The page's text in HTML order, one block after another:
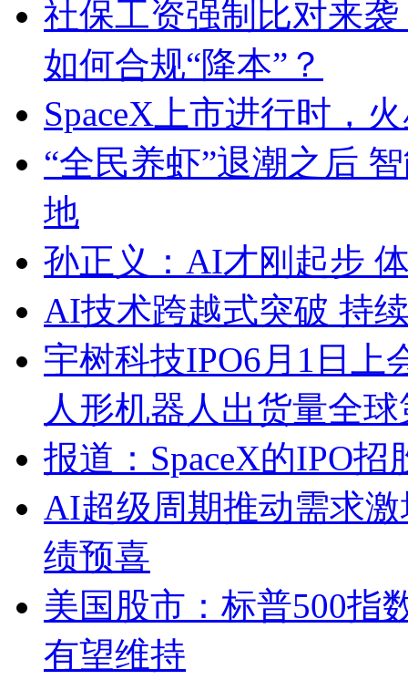
社保工资强制比对来
如何合规“降本”？
SpaceX上市进行时，
“全民养虾”退潮之后
地
孙正义：AI才刚起步
AI技术跨越式突破 持
宇树科技IPO6月1日上
人形机器人出货量全
报道：SpaceX的IPO
AI超级周期推动需求
绩预喜
美国股市：标普500指
有望维持